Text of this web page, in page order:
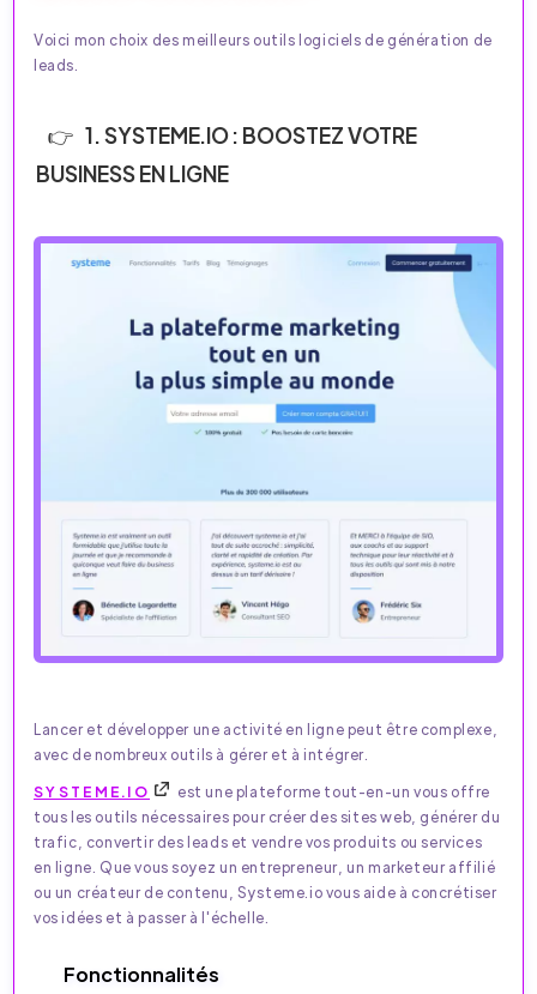
Voici mon choix des meilleurs outils logiciels de génération de
leads.
1. SYSTEME.IO : BOOSTEZ VOTRE
BUSINESS EN LIGNE
Lancer et développer une activité en ligne peut être complexe,
avec de nombreux outils à gérer et à intégrer.
SYSTEME.IO
est une plateforme tout-en-un vous offre
tous les outils nécessaires pour créer des sites web, générer du
trafic, convertir des leads et vendre vos produits ou services
en ligne. Que vous soyez un entrepreneur, un marketeur affilié
ou un créateur de contenu, Systeme.io vous aide à concrétiser
vos idées et à passer à l'échelle.
Fonctionnalités